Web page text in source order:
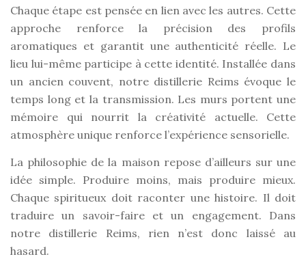
Chaque étape est pensée en lien avec les autres. Cette
approche renforce la précision des profils
aromatiques et garantit une authenticité réelle. Le
lieu lui-même participe à cette identité. Installée dans
un ancien couvent, notre distillerie Reims évoque le
temps long et la transmission. Les murs portent une
mémoire qui nourrit la créativité actuelle. Cette
atmosphère unique renforce l’expérience sensorielle.
La philosophie de la maison repose d’ailleurs sur une
idée simple. Produire moins, mais produire mieux.
Chaque spiritueux doit raconter une histoire. Il doit
traduire un savoir-faire et un engagement. Dans
notre distillerie Reims, rien n’est donc laissé au
hasard.